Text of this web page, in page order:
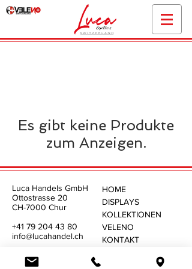
Es gibt keine Produkte
zum Anzeigen.
Luca Handels GmbH
Ottostrasse 20
CH-7000 Chur
+41 79 204 43 80
info@lucahandel.ch
HOME
DISPLAYS
KOLLEKTIONEN
VELENO
KONTAKT